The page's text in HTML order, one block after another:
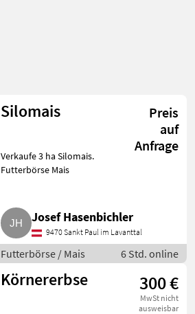
Silomais
Preis
auf
Anfrage
Verkaufe 3 ha Silomais.
Futterbörse Mais
Josef Hasenbichler
9470 Sankt Paul im Lavanttal
Futterbörse / Mais 6 Std. online
Körnererbse 300 €
MwSt nicht
ausweisbar